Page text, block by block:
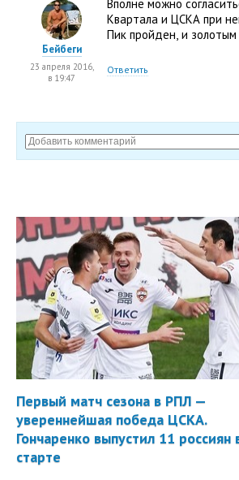
Вполне можно
Квартала и ЦСКА при
Пик пройден, и золотым
Ответить
Бейбеги
23 апреля 2016,
в 19:47
Первый матч сезона в РПЛ —
увереннейшая победа ЦСКА.
Гончаренко выпустил 11 россиян
старте